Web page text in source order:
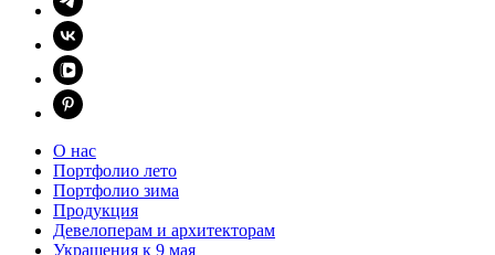
О нас
Портфолио лето
Портфолио зима
Продукция
Девелоперам и архитекторам
Украшения к 9 мая